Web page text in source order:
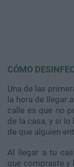
CÓMO
Una de las
la hora de llegar
calle es que no
de la casa, y si
de que alguien
Al llegar a tu
que compraste y